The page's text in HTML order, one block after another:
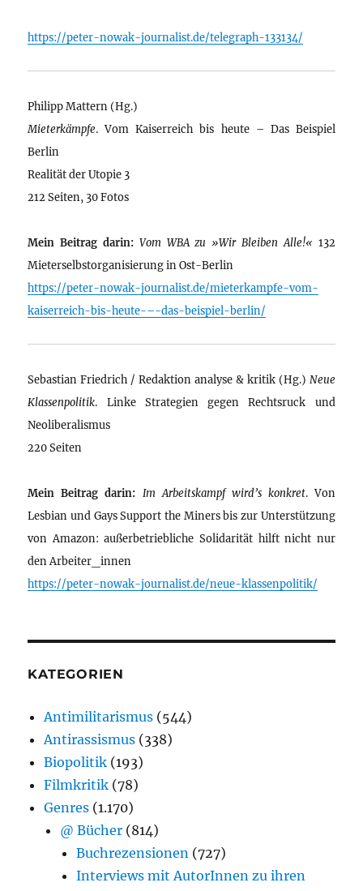
https://peter-nowak-journalist.de/telegraph-133134/
Philipp Mattern (Hg.)
Mieterkämpfe. Vom Kaiserreich bis heute – Das Beispiel
Berlin
Realität der Utopie 3
212 Seiten, 30 Fotos
Mein Beitrag darin: Vom WBA zu »Wir Bleiben Alle!« 132
Mieterselbstorganisierung in Ost-Berlin
https://peter-nowak-journalist.de/mieterkampfe-vom-
kaiserreich-bis-heute-–-das-beispiel-berlin/
Sebastian Friedrich / Redaktion analyse & kritik (Hg.) Neue
Klassenpolitik. Linke Strategien gegen Rechtsruck und
Neoliberalismus
220 Seiten
Mein Beitrag darin: Im Arbeitskampf wird’s konkret. Von
Lesbian und Gays Support the Miners bis zur Unterstützung
von Amazon: außerbetriebliche Solidarität hilft nicht nur
den Arbeiter_innen
https://peter-nowak-journalist.de/neue-klassenpolitik/
KATEGORIEN
Antimilitarismus (544)
Antirassismus (338)
Biopolitik (193)
Filmkritik (78)
Genres (1.170)
@ Bücher (814)
Buchrezensionen (727)
Interviews mit AutorInnen zu ihren